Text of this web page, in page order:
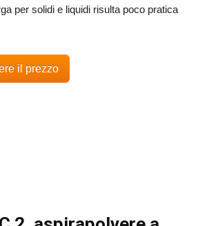
per solidi e liquidi risulta poco pratica
il prezzo